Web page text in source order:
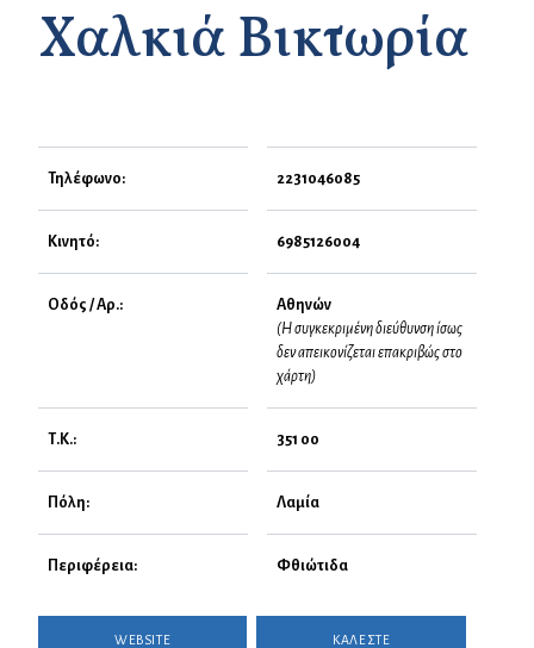
Χαλκιά Βικτωρία
Τηλέφωνο: 2231046085
Κινητό: 6985126004
Οδός / Αρ.:
Αθηνών
(Η συγκεκριμένη διεύθυνση ίσως
δεν απεικονίζεται επακριβώς στο
χάρτη)
Τ.Κ.: 351 00
Πόλη: Λαμία
Περιφέρεια: Φθιώτιδα
WEBSITE ΚΑΛΕΣΤΕ